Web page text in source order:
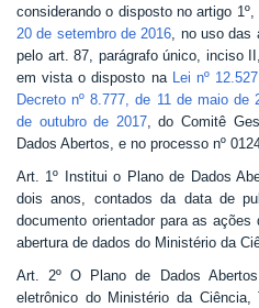
Advocacia-Geral da União
Banco Central do Brasil
Planalto
considerando o disposto no artigo
20 de setembro de 2016, no uso das
pelo art. 87, parágrafo único, inciso
em vista o disposto na Lei nº
Decreto nº 8.777, de 11 de maio de
de outubro de 2017, do Comitê
Dados Abertos, e no processo nº
Art. 1º Institui o Plano de Dados
dois anos, contados da data de
documento orientador para as
abertura de dados do Ministério da
Art. 2º O Plano de Dados
eletrônico do Ministério da